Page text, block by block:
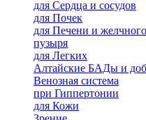
для Сердца и сосудов
для Почек
для Печени и желчного
пузыря
для Легких
Алтайские БАДы и
Венозная система
при Гиппертонии
для Кожи